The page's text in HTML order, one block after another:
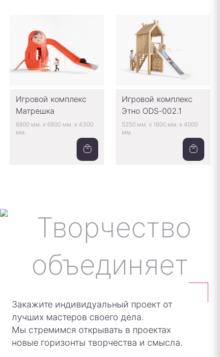
Игровой комплекс
Матрешка
6800 мм. x 6800 мм. x 4300
мм.
Игровой комплекс
Этно ODS-002.1
5250 мм. x 1800 мм. x 4000
мм.
Закажите индивидуальный проект от
лучших мастеров своего дела.
Мы стремимся открывать в проектах
новые горизонты творчества и смысла.